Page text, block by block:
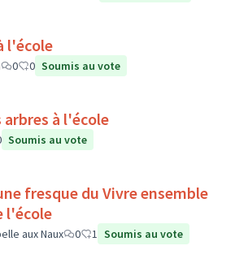
l'école
0 0 Soumis au vote
arbres à l'école
Soumis au vote
fresque du Vivre ensemble
l'école
aux Naux 0 1 Soumis au vote